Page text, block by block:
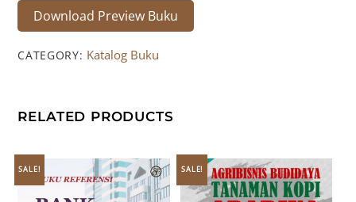
Download Preview Buku
CATEGORY: Katalog Buku
RELATED PRODUCTS
SALE! SALE!